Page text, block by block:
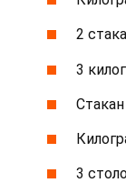
2
3
3